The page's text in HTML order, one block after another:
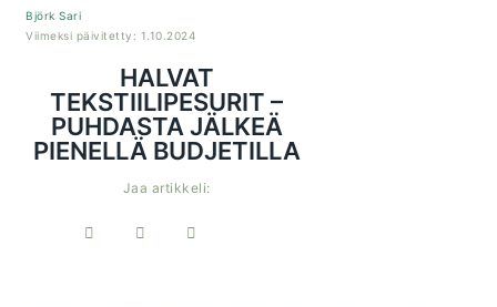
Björk Sari
Viimeksi päivitetty: 1.10.2024
HALVAT
TEKSTIILIPESURIT –
PUHDASTA JÄLKEÄ
PIENELLÄ BUDJETILLA
Jaa artikkeli: